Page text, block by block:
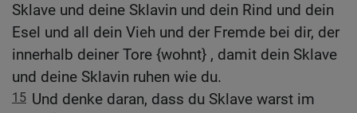
Sklave und deine Sklavin und dein Rind und dein
Esel und all dein Vieh und der Fremde bei dir, der
innerhalb deiner Tore {wohnt} , damit dein Sklave
und deine Sklavin ruhen wie du.
15 Und denke daran, dass du Sklave warst im